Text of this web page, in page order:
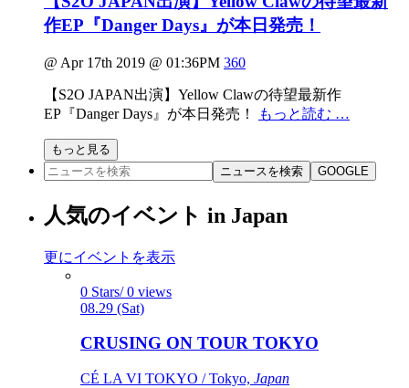
作EP『Danger Days』が本日発売！
@ Apr 17th 2019 @ 01:36PM 360
【S2O JAPAN出演】Yellow Clawの待望最新作
EP『Danger Days』が本日発売！
もっと読む …
もっと見る
ニュースを検索
GOOGLE
人気のイベント in Japan
更にイベントを表示
0 Stars/ 0 views
08.29 (Sat)
CRUSING ON TOUR TOKYO
CÉ LA VI TOKYO / Tokyo, Japan